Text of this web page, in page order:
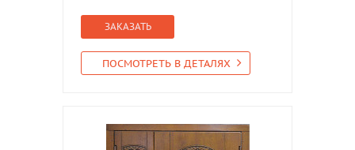
ЗАКАЗАТЬ
ПОСМОТРЕТЬ В ДЕТАЛЯХ